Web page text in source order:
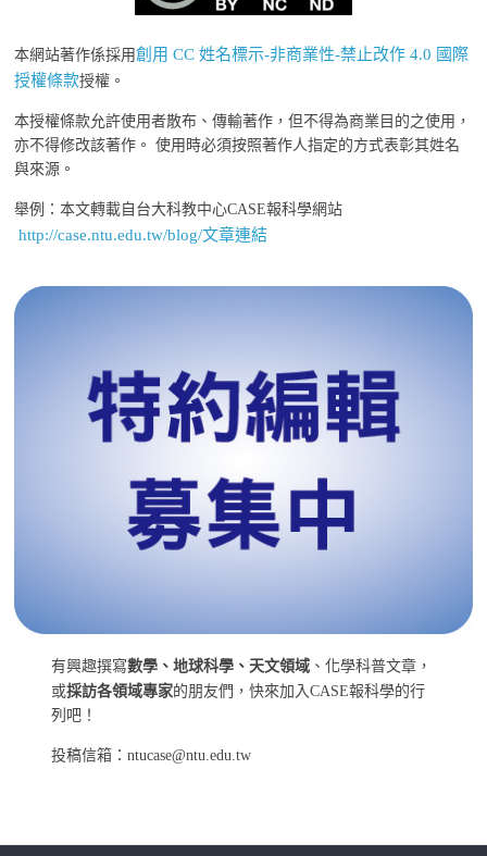
本網站著作係採用創用 CC 姓名標示-非商業性-禁止改作 4.0 國際
授權條款授權。
本授權條款允許使用者散布、傳輸著作，但不得為商業目的之使用，
亦不得修改該著作。 使用時必須按照著作人指定的方式表彰其姓名
與來源。
舉例：本文轉載自台大科教中心CASE報科學網站
http://case.ntu.edu.tw/blog/文章連結
有興趣撰寫數學、地球科學、天文領域 、化學科普文章，
或採訪各領域專家的朋友們，快來加入CASE報科學的行
列吧！
投稿信箱：ntucase@ntu.edu.tw